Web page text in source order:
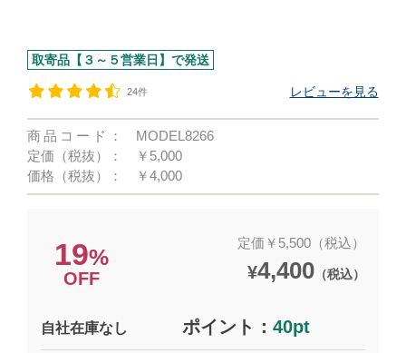
取寄品【３～５営業日】で発送
24件 レビューを見る
商品コード：
MODEL8266
定価（税抜）：
￥5,000
価格（税抜）：
￥4,000
19%
OFF
定価￥5,500（税込）
¥4,400（税込）
自社在庫なし ポイント：40pt